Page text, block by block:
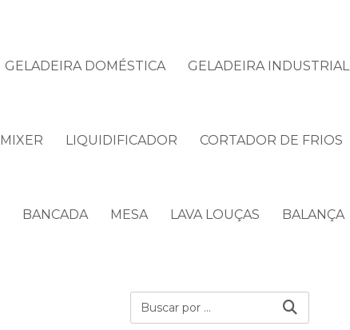
GELADEIRA DOMÉSTICA GELADEIRA INDUSTRIAL
MIXER LIQUIDIFICADOR CORTADOR DE FRIOS
BANCADA MESA LAVA LOUÇAS BALANÇA